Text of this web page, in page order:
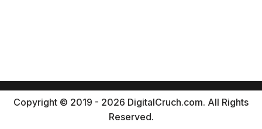
Copyright © 2019 - 2026 DigitalCruch.com. All Rights
Reserved.